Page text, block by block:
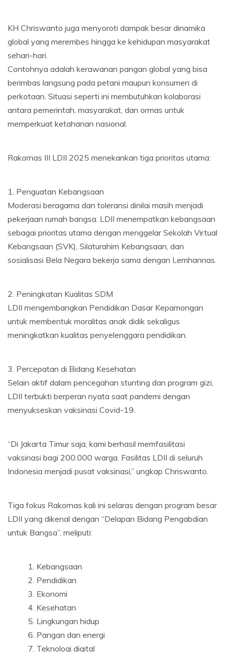
KH Chriswanto juga menyoroti dampak besar dinamika
global yang merembes hingga ke kehidupan masyarakat
sehari-hari.
Contohnya adalah kerawanan pangan global yang bisa
berimbas langsung pada petani maupun konsumen di
perkotaan. Situasi seperti ini membutuhkan kolaborasi
antara pemerintah, masyarakat, dan ormas untuk
memperkuat ketahanan nasional.
Rakornas III LDII 2025 menekankan tiga prioritas utama:
1. Penguatan Kebangsaan
Moderasi beragama dan toleransi dinilai masih menjadi
pekerjaan rumah bangsa. LDII menempatkan kebangsaan
sebagai prioritas utama dengan menggelar Sekolah Virtual
Kebangsaan (SVK), Silaturahim Kebangsaan, dan
sosialisasi Bela Negara bekerja sama dengan Lemhannas.
2. Peningkatan Kualitas SDM
LDII mengembangkan Pendidikan Dasar Kepamongan
untuk membentuk moralitas anak didik sekaligus
meningkatkan kualitas penyelenggara pendidikan.
3. Percepatan di Bidang Kesehatan
Selain aktif dalam pencegahan stunting dan program gizi,
LDII terbukti berperan nyata saat pandemi dengan
menyukseskan vaksinasi Covid-19.
“Di Jakarta Timur saja, kami berhasil memfasilitasi
vaksinasi bagi 200.000 warga. Fasilitas LDII di seluruh
Indonesia menjadi pusat vaksinasi,” ungkap Chriswanto.
Tiga fokus Rakornas kali ini selaras dengan program besar
LDII yang dikenal dengan “Delapan Bidang Pengabdian
untuk Bangsa”, meliputi:
Kebangsaan
Pendidikan
Ekonomi
Kesehatan
Lingkungan hidup
Pangan dan energi
Teknologi digital